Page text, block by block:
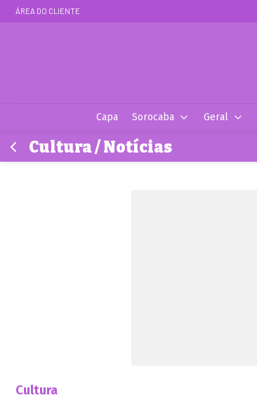
ÁREA DO CLIENTE
Capa Sorocaba Geral
Cultura / Notícias
Cultura